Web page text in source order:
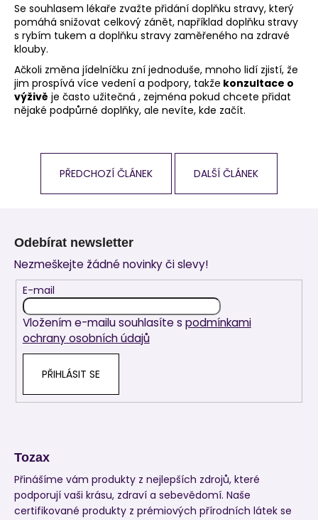
Se souhlasem lékaře zvažte přidání doplňku stravy, který
pomáhá snižovat celkový zánět, například doplňku stravy
s rybím tukem a doplňku stravy zaměřeného na zdravé
klouby.
Ačkoli změna jídelníčku zní jednoduše, mnoho lidí zjistí, že
jim prospívá více vedení a podpory, takže konzultace o
výživě je často užitečná , zejména pokud chcete přidat
nějaké podpůrné doplňky, ale nevíte, kde začít.
PŘEDCHOZÍ ČLÁNEK DALŠÍ ČLÁNEK
Odebírat newsletter
Nezmeškejte žádné novinky či slevy!
E-mail
Vložením e-mailu souhlasíte s podmínkami
ochrany osobních údajů
PŘIHLÁSIT SE
Tozax
Přinášíme vám produkty z nejlepších zdrojů, které
podporují vaši krásu, zdraví a sebevědomí. Naše
certifikované produkty z prémiových přírodních látek se